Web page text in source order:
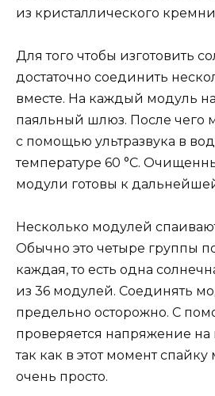
из кристаллического
Для того чтобы изготовить
достаточно соединить
вместе. На каждый модуль
паяльный шлюз. После чего
с помощью ультразвука в
температуре 60 °С.
модули готовы к
Несколько модулей
Обычно это четыре группы
каждая, то есть одна
из 36 модулей. Соединять
предельно осторожно. С
проверяется напряжение
так как в этот момент
очень просто.